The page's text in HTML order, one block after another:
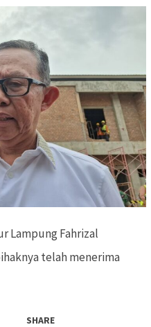
Lampung Fahrizal
telah menerima
SHARE